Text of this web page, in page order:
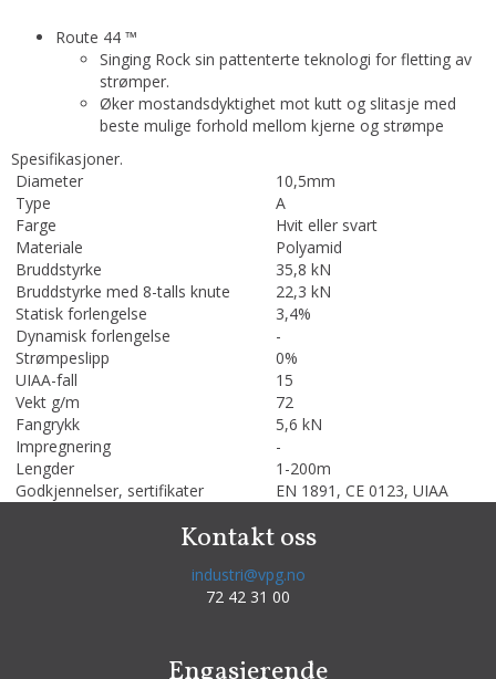
Route 44 ™
Singing Rock sin pattenterte teknologi for fletting av
strømper.
Øker mostandsdyktighet mot kutt og slitasje med
beste mulige forhold mellom kjerne og strømpe
Spesifikasjoner.
Diameter
10,5mm
Type
A
Farge
Hvit eller svart
Materiale
Polyamid
Bruddstyrke
35,8 kN
Bruddstyrke med 8-talls knute
22,3 kN
Statisk forlengelse
3,4%
Dynamisk forlengelse
-
Strømpeslipp
0%
UIAA-fall
15
Vekt g/m
72
Fangrykk
5,6 kN
Impregnering
-
Lengder
1-200m
Godkjennelser, sertifikater
EN 1891, CE 0123, UIAA
Kontakt oss
industri@vpg.no
72 42 31 00